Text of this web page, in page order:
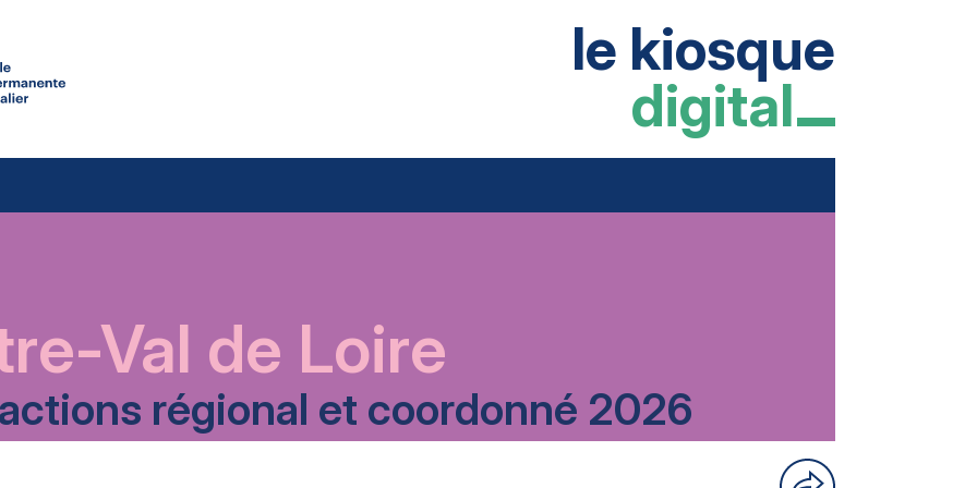
le kiosque
digital
Val de Loire
régional et coordonné 2026